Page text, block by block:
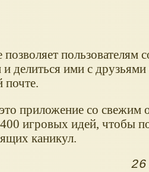
пользователям
делиться ими с друзьями
почте.
приложение со свежим
игровых идей, чтобы
каникул.